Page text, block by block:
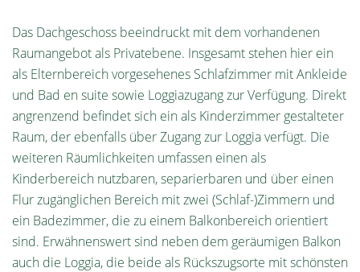
Das Dachgeschoss beeindruckt mit dem vorhandenen
Raumangebot als Privatebene. Insgesamt stehen hier ein
als Elternbereich vorgesehenes Schlafzimmer mit Ankleide
und Bad en suite sowie Loggiazugang zur Verfügung. Direkt
angrenzend befindet sich ein als Kinderzimmer gestalteter
Raum, der ebenfalls über Zugang zur Loggia verfügt. Die
weiteren Räumlichkeiten umfassen einen als
Kinderbereich nutzbaren, separierbaren und über einen
Flur zugänglichen Bereich mit zwei (Schlaf-)Zimmern und
ein Badezimmer, die zu einem Balkonbereich orientiert
sind. Erwähnenswert sind neben dem geräumigen Balkon
auch die Loggia, die beide als Rückszugsorte mit schönsten